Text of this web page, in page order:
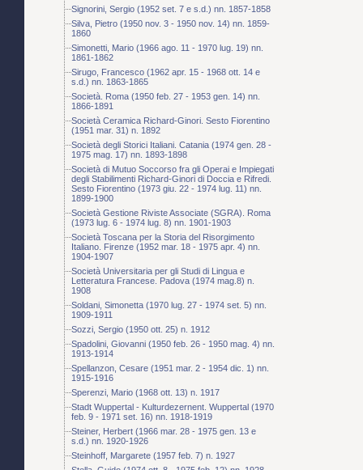
Signorini, Sergio (1952 set. 7 e s.d.) nn. 1857-1858
Silva, Pietro (1950 nov. 3 - 1950 nov. 14) nn. 1859-
1860
Simonetti, Mario (1966 ago. 11 - 1970 lug. 19) nn.
1861-1862
Sirugo, Francesco (1962 apr. 15 - 1968 ott. 14 e
s.d.) nn. 1863-1865
Società. Roma (1950 feb. 27 - 1953 gen. 14) nn.
1866-1891
Società Ceramica Richard-Ginori. Sesto Fiorentino
(1951 mar. 31) n. 1892
Società degli Storici Italiani. Catania (1974 gen. 28 -
1975 mag. 17) nn. 1893-1898
Società di Mutuo Soccorso fra gli Operai e Impiegati
degli Stabilimenti Richard-Ginori di Doccia e Rifredi.
Sesto Fiorentino (1973 giu. 22 - 1974 lug. 11) nn.
1899-1900
Società Gestione Riviste Associate (SGRA). Roma
(1973 lug. 6 - 1974 lug. 8) nn. 1901-1903
Società Toscana per la Storia del Risorgimento
Italiano. Firenze (1952 mar. 18 - 1975 apr. 4) nn.
1904-1907
Società Universitaria per gli Studi di Lingua e
Letteratura Francese. Padova (1974 mag.8) n.
1908
Soldani, Simonetta (1970 lug. 27 - 1974 set. 5) nn.
1909-1911
Sozzi, Sergio (1950 ott. 25) n. 1912
Spadolini, Giovanni (1950 feb. 26 - 1950 mag. 4) nn.
1913-1914
Spellanzon, Cesare (1951 mar. 2 - 1954 dic. 1) nn.
1915-1916
Sperenzi, Mario (1968 ott. 13) n. 1917
Stadt Wuppertal - Kulturdezernent. Wuppertal (1970
feb. 9 - 1971 set. 16) nn. 1918-1919
Steiner, Herbert (1966 mar. 28 - 1975 gen. 13 e
s.d.) nn. 1920-1926
Steinhoff, Margarete (1957 feb. 7) n. 1927